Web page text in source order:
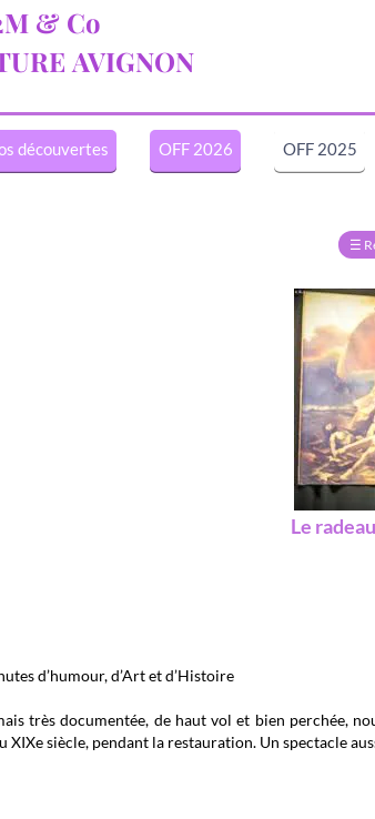
découvertes OFF 2026 OFF 2025
& Co
AVIGNON
☰
Le
d’humour, d’Art et d’Histoire
très documentée, de haut vol et bien perchée,
XIXe siècle, pendant la restauration. Un spectacle